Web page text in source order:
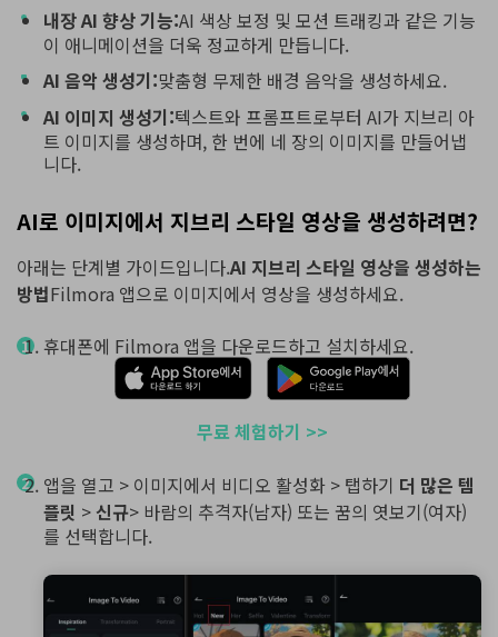
내장 AI 향상 기능:AI 색상 보정 및 모션 트래킹과 같은 기능
이 애니메이션을 더욱 정교하게 만듭니다.
AI 음악 생성기:맞춤형 무제한 배경 음악을 생성하세요.
AI 이미지 생성기:텍스트와 프롬프트로부터 AI가 지브리 아
트 이미지를 생성하며, 한 번에 네 장의 이미지를 만들어냅
니다.
AI로 이미지에서 지브리 스타일 영상을 생성하려면?
아래는 단계별 가이드입니다.AI 지브리 스타일 영상을 생성하는
방법Filmora 앱으로 이미지에서 영상을 생성하세요.
휴대폰에 Filmora 앱을 다운로드하고 설치하세요.
무료 체험하기 >>
앱을 열고 > 이미지에서 비디오 활성화 > 탭하기 더 많은 템
플릿 >신규> 바람의 추격자(남자) 또는 꿈의 엿보기(여자)
를 선택합니다.